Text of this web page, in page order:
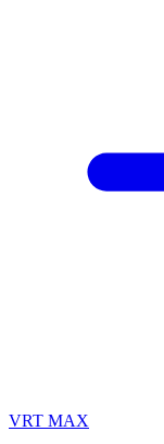
VRT MAX